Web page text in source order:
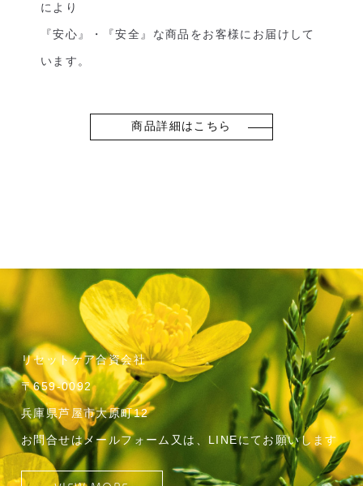
により
『安心』・『安全』な商品をお客様にお届けして
います。
商品詳細はこちら
リセットケア合資会社
〒659-0092
兵庫県芦屋市大原町12
お問合せはメールフォーム又は、LINEにてお願いします